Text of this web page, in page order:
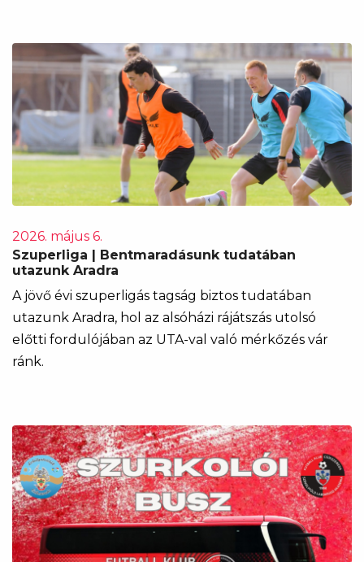
2026. május 6.
Szuperliga | Bentmaradásunk tudatában
utazunk Aradra
A jövő évi szuperligás tagság biztos tudatában
utazunk Aradra, hol az alsóházi rájátszás utolsó
előtti fordulójában az UTA-val való mérkőzés vár
ránk.